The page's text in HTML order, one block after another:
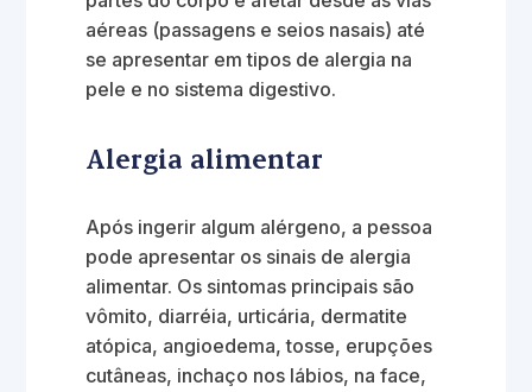
aéreas (passagens e seios nasais) até
se apresentar em tipos de alergia na
pele e no sistema digestivo.
Alergia alimentar
Após ingerir algum alérgeno, a pessoa
pode apresentar os sinais de alergia
alimentar. Os sintomas principais são
vômito, diarréia, urticária, dermatite
atópica, angioedema, tosse, erupções
cutâneas, inchaço nos lábios, na face,